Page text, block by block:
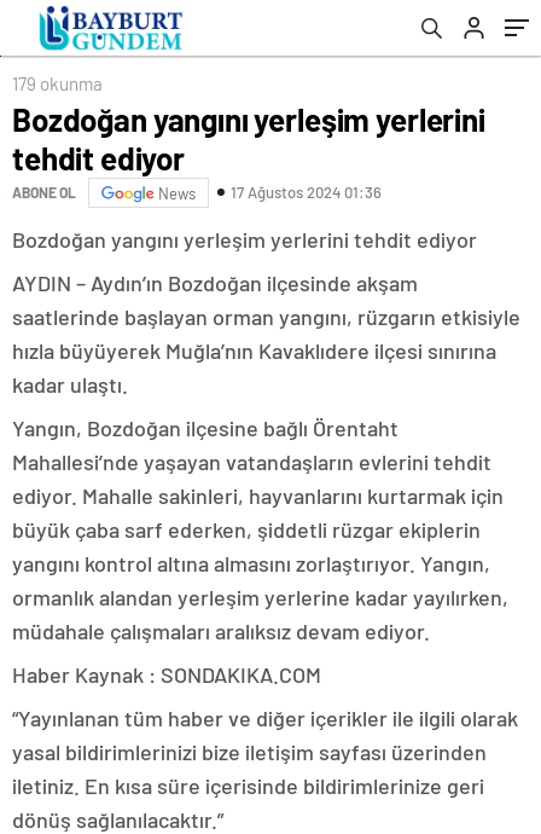
179 okunma
Bozdoğan yangını yerleşim yerlerini
tehdit ediyor
ABONE OL News 17 Ağustos 2024 01:36
Bozdoğan yangını yerleşim yerlerini tehdit ediyor
AYDIN – Aydın’ın Bozdoğan ilçesinde akşam
saatlerinde başlayan orman yangını, rüzgarın etkisiyle
hızla büyüyerek Muğla’nın Kavaklıdere ilçesi sınırına
kadar ulaştı.
Yangın, Bozdoğan ilçesine bağlı Örentaht
Mahallesi’nde yaşayan vatandaşların evlerini tehdit
ediyor. Mahalle sakinleri, hayvanlarını kurtarmak için
büyük çaba sarf ederken, şiddetli rüzgar ekiplerin
yangını kontrol altına almasını zorlaştırıyor. Yangın,
ormanlık alandan yerleşim yerlerine kadar yayılırken,
müdahale çalışmaları aralıksız devam ediyor.
Haber Kaynak : SONDAKIKA.COM
“Yayınlanan tüm haber ve diğer içerikler ile ilgili olarak
yasal bildirimlerinizi bize iletişim sayfası üzerinden
iletiniz. En kısa süre içerisinde bildirimlerinize geri
dönüş sağlanılacaktır.”